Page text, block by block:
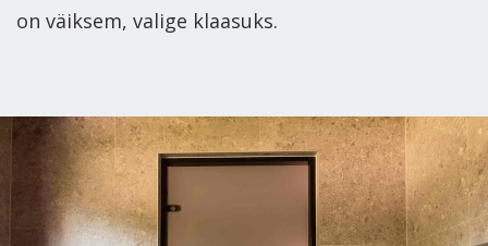
on väiksem, valige klaasuks.